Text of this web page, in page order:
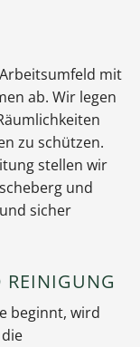
mit
ab. Wir legen
zu schützen.
stellen wir
und
sicher
REINIGUNG
beginnt, wird